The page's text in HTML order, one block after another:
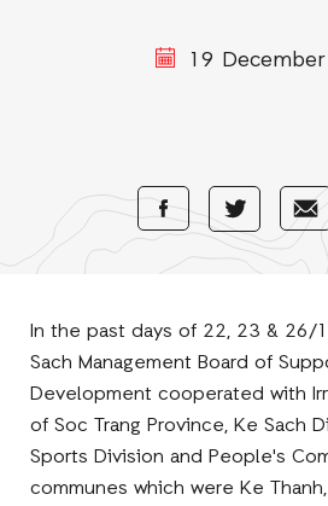
19
Share
with
Share
with
with
In the past days of 22, 23 & 26/
Sach Management Board of
Development cooperated with
of Soc Trang Province, Ke Sach
Sports Division and People's
communes which were Ke